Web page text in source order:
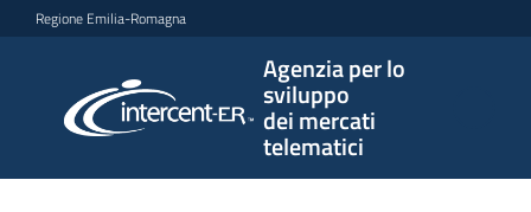
Vai al contenuto
Vai alla navigazione
Vai al footer
Regione Emilia-Romagna
Agenzia per lo
sviluppo
dei mercati
telematici
per lo
sviluppo